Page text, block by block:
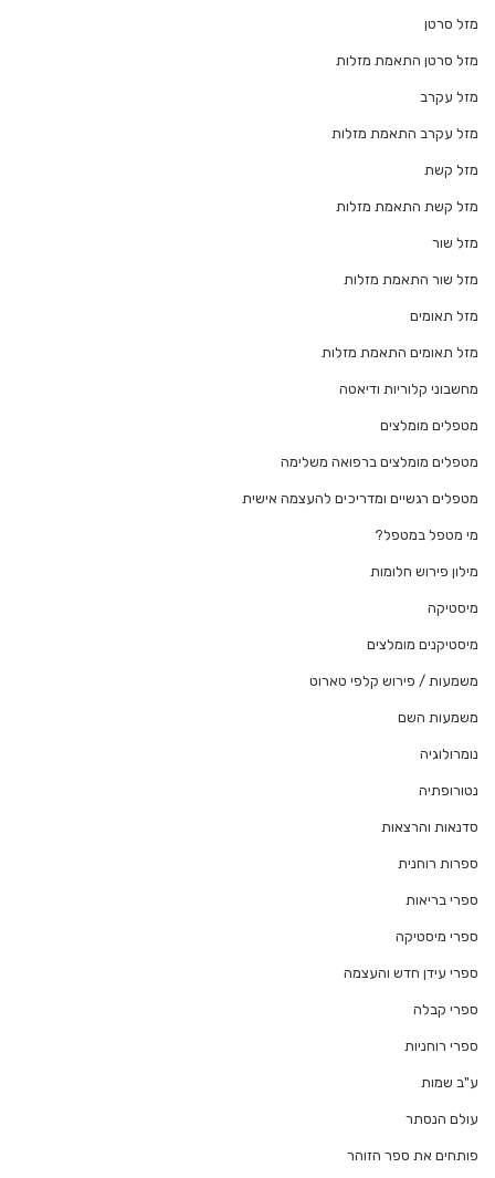
מזל סרטן
מזל סרטן התאמת מזלות
מזל עקרב
מזל עקרב התאמת מזלות
מזל קשת
מזל קשת התאמת מזלות
מזל שור
מזל שור התאמת מזלות
מזל תאומים
מזל תאומים התאמת מזלות
מחשבוני קלוריות ודיאטה
מטפלים מומלצים
מטפלים מומלצים ברפואה משלימה
מטפלים רגשיים ומדריכים להעצמה אישית
מי מטפל במטפל?
מילון פירוש חלומות
מיסטיקה
מיסטיקנים מומלצים
משמעות / פירוש קלפי טארוט
משמעות השם
נומרולוגיה
נטורופתיה
סדנאות והרצאות
ספרות רוחנית
ספרי בריאות
ספרי מיסטיקה
ספרי עידן חדש והעצמה
ספרי קבלה
ספרי רוחניות
ע"ב שמות
עולם הנסתר
פותחים את ספר הזוהר